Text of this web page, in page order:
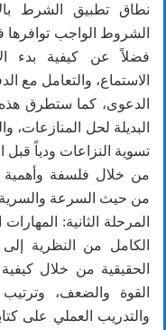
نطاق تطبيق الشرط
الشروط الواجب توافرها
فضلاً عن كيفية بدء
الاستماع، والتعامل مع
الدعوى، كما ستطرق
البديلة لحل
تسوية النزاعات ودياً
من خلال فلسفة وأهمية
من حيث السرعة والسرية
المرحلة الثانية:
الكامل من النظرية إلى
الحقيقية من خلال
القوة والضعف، وترتيب
والتدريب العملي على